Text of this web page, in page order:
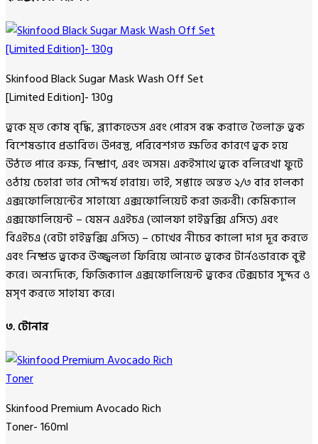
Skinfood Black Sugar Mask Wash Off Set
[Limited Edition]- 130g
ত্বকে মৃত কোষ বৃদ্ধি, ব্ল্যাকহেডস এবং পোরস বন্ধ করাতে তৈলাক্ত ত্বক
বিশেষভাবে প্রভাবিত। উপরন্তু, পরিবেশগত ক্ষতির কারণে ত্বক হয়ে
উঠতে পারে রুক্ষ, নিষ্প্রাণ, এবং অসম। একইসাথে ত্বকে বলিরেখা ফুটে
ওঠায় চেহারা তার সৌন্দর্য হারায়। তাই, সপ্তাহে অন্তত ২/৩ বার হালকা
এক্সফোলিয়েন্টের সাহায্যে এক্সফোলিয়েট করা জরুরী। কেমিক্যাল
এক্সফোলিয়েন্ট – যেমন এএইচএ (আলফা হাইড্রক্সি এসিড) এবং
বিএইচএ (বেটা হাইড্রক্সি এসিড) – চোখের নীচের কালো দাগ দূর করতে
এবং নিষ্প্রভ ত্বকের উজ্জ্বলতা ফিরিয়ে আনতে ত্বকের টার্নওভারকে বুস্ট
করে। অন্যদিকে, ফিজিক্যাল এক্সফোলিয়েন্ট ত্বকের টেক্সচার সুন্দর ও
মসৃণ করতে সাহায্য করে।
৩. টোনার
Skinfood Premium Avocado Rich
Toner- 160ml